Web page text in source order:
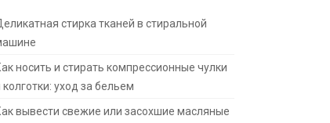
стирка тканей в стиральной
носить и стирать компрессионные чулки
колготки: уход за бельем
вывести свежие или засохшие масляные